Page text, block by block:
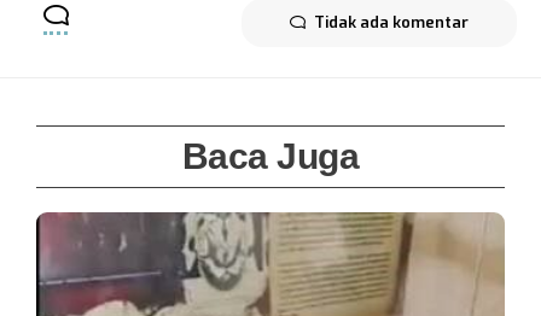
Tidak ada komentar
Baca Juga